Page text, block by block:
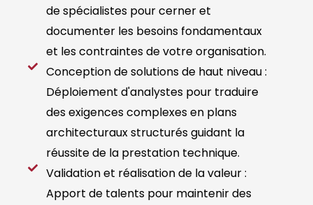
de spécialistes pour cerner et
documenter les besoins fondamentaux
et les contraintes de votre organisation.
Conception de solutions de haut niveau :
Déploiement d'analystes pour traduire
des exigences complexes en plans
architecturaux structurés guidant la
réussite de la prestation technique.
Validation et réalisation de la valeur :
Apport de talents pour maintenir des